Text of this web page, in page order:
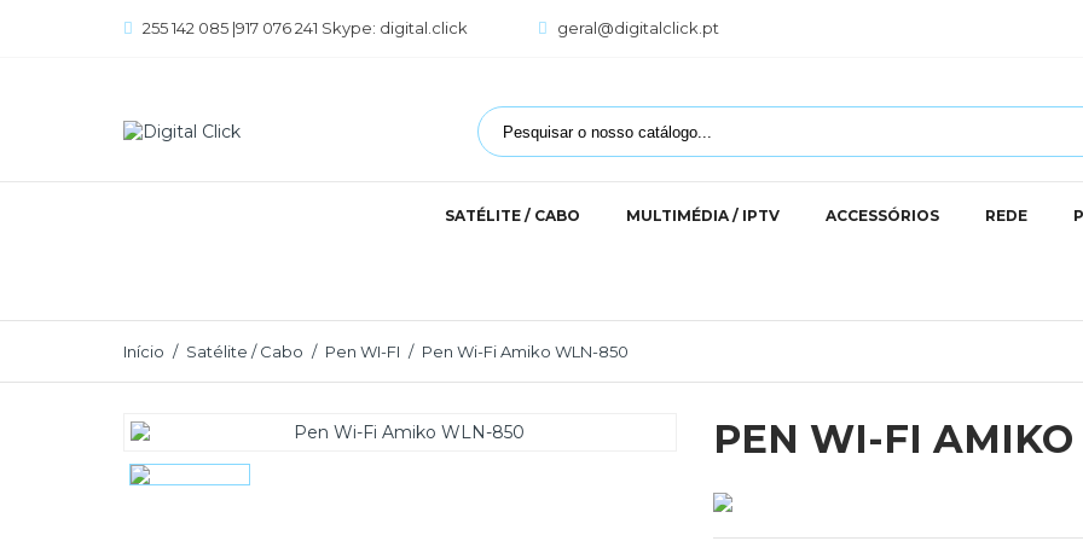
255 142 085 |917 076 241 Skype: digital.click geral@digitalclick.pt
SATÉLITE / CABO MULTIMÉDIA / IPTV ACCESSÓRIOS REDE
Início Satélite / Cabo Pen WI-FI Pen Wi-Fi Amiko WLN-850
PEN WI-FI